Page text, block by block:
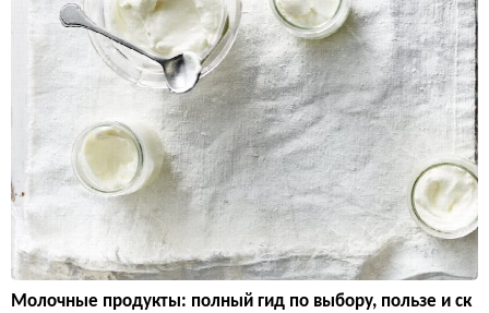
Молочные продукты: полный гид по выбору, пользе и ск